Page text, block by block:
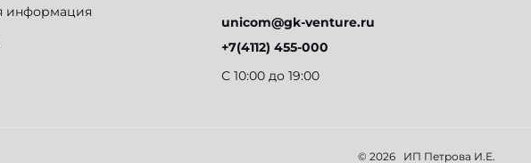
информация
unicom@gk-venture.ru
+7(4112) 455-000
С 10:00 до 19:00
© 2026 ИП Петрова И.Е.